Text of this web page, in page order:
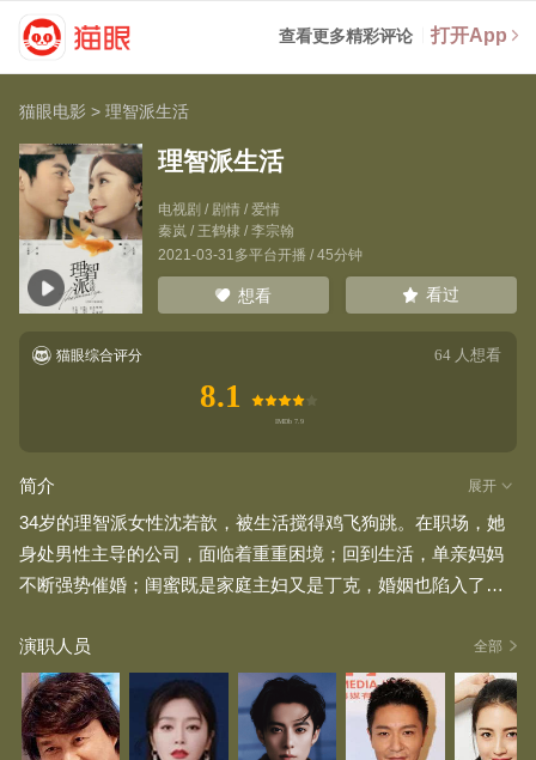
查看更多精彩评论 打开App
猫眼电影 >理智派生活
理智派生活
电视剧 / 剧情 / 爱情
秦岚/ 王鹤棣/ 李宗翰
2021-03-31多平台开播 / 45分钟
想看 看过
猫眼综合评分 64 人想看
8.1
简介 展开
34岁的理智派女性沈若歆，被生活搅得鸡飞狗跳。在职场，她
身处男性主导的公司，面临着重重困境；回到生活，单亲妈妈
不断强势催婚；闺蜜既是家庭主妇又是丁克，婚姻也陷入了危
顽强地踏上了成长进击之路。而祁晓的陪伴，让她看到了亲密
关系的另一种可能。这不仅是沈若歆的个人经历，也是每一位3
0+女性都会面对的故事。
演职人员 全部